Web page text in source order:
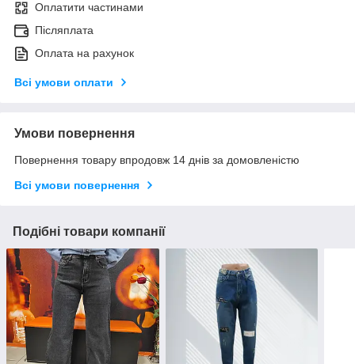
Оплатити частинами
Післяплата
Оплата на рахунок
Всі умови оплати
Умови повернення
Повернення товару впродовж 14 днів за домовленістю
Всі умови повернення
Подібні товари компанії